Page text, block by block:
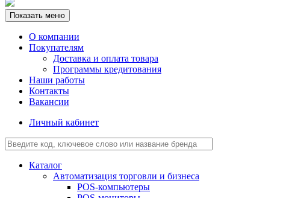
Показать меню
О компании
Покупателям
Доставка и оплата товара
Программы кредитования
Наши работы
Контакты
Вакансии
Личный кабинет
Каталог
Автоматизация торговли и бизнеса
POS-компьютеры